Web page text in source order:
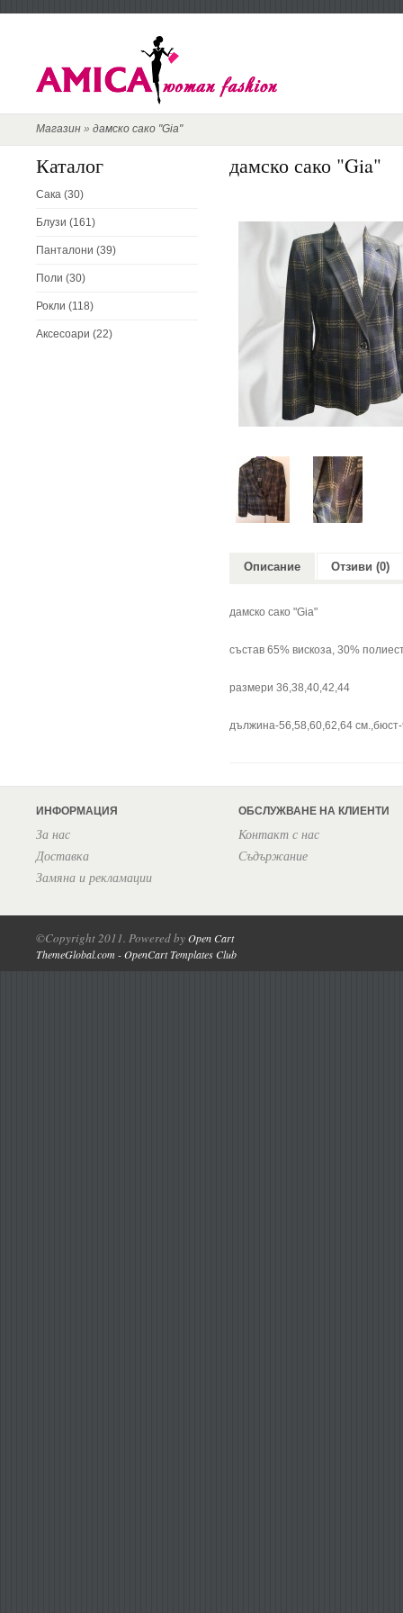
Магазин » дамско сако "Gia"
Каталог
Сака (30)
Блузи (161)
Панталони (39)
Поли (30)
Рокли (118)
Аксесоари (22)
дамско сако "Gia"
Описание Отзиви (0)
дамско сако "Gia"
състав 65% вискоза, 30%
размери 36,38,40,42,44
дължина-56,58,60,62,64
ИНФОРМАЦИЯ
За нас
Доставка
Замяна и рекламации
ОБСЛУЖВАНЕ НА КЛИЕНТИ
Контакт с нас
Съдържание
©Copyright 2011. Powered byOpen Cart
ThemeGlobal.com - OpenCart Templates Club